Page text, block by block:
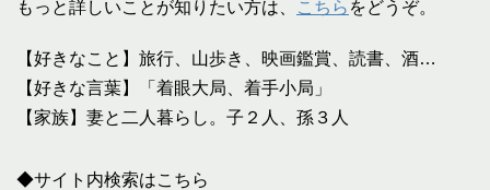
もっと詳しいことが知りたい方は、 こちら をどうぞ。
【好きなこと】旅行、山歩き、映画鑑賞、読書、酒…
【好きな言葉】「着眼大局、着手小局」
【家族】妻と二人暮らし。子２人、孫３人
◆サイト内検索はこちら